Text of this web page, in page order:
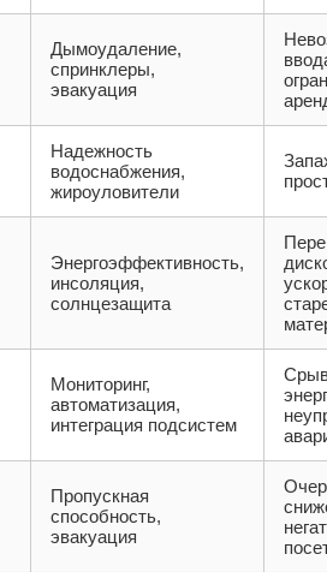
Дымоудаление,
спринклеры,
эвакуация
Надежность
водоснабжения,
жироуловители
Энергоэффективность,
инсоляция,
солнцезащита
Мониторинг,
автоматизация,
интеграция подсистем
Пропускная
способность,
эвакуация